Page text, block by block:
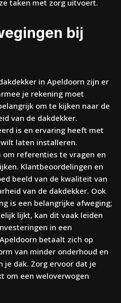
taken met zorg uitvoert.
bij
in Apeldoorn zijn er
je rekening moet
om te kijken naar de
van de dakdekker.
is en ervaring heeft met
laten installeren.
referenties te vragen en
Klantbeoordelingen en
beeld van de kwaliteit van
van de dakdekker. Ook
is een belangrijke afweging;
lijkt, kan dit vaak leiden
in een
betaalt zich op
van minder onderhoud en
je dak. Zorg ervoor dat je
om een weloverwogen